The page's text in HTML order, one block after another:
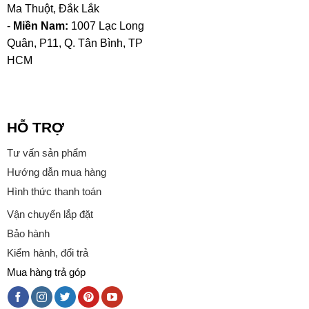
Ma Thuột, Đắk Lắk
- Miền Nam: 1007 Lạc Long
Quân, P11, Q. Tân Bình, TP
HCM
HỖ TRỢ
Tư vấn sản phẩm
Hướng dẫn mua hàng
Hình thức thanh toán
Vận chuyển lắp đặt
Bảo hành
Kiểm hành, đổi trả
Mua hàng trả góp